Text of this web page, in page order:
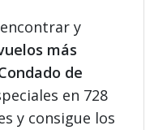
y
más
de
en 728
y consigue los